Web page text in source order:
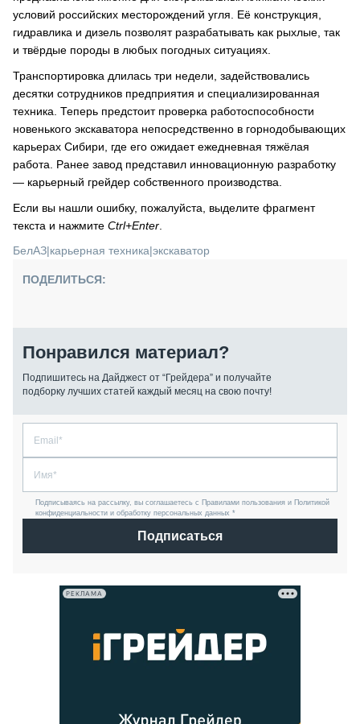
условий российских месторождений угля. Её конструкция,
гидравлика и дизель позволят разрабатывать как рыхлые, так
и твёрдые породы в любых погодных ситуациях.
Транспортировка длилась три недели, задействовались
десятки сотрудников предприятия и специализированная
техника. Теперь предстоит проверка работоспособности
новенького экскаватора непосредственно в горнодобывающих
карьерах Сибири, где его ожидает ежедневная тяжёлая
работа. Ранее завод представил инновационную разработку
— карьерный грейдер собственного производства.
Если вы нашли ошибку, пожалуйста, выделите фрагмент
текста и нажмите Ctrl+Enter
БелАЗ|карьерная техника|экскаватор
ПОДЕЛИТЬСЯ:
Понравился материал?
Подпишитесь на Дайджест от “Грейдера” и получайте
подборку лучших статей каждый месяц на свою почту!
Подписываясь на рассылку, вы соглашаетесь с Правилами пользования и Политикой
конфиденциальности и обработку персональных данных *
Подписаться
РЕКЛАМА